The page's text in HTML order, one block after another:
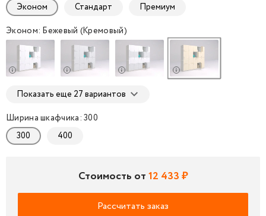
Стоимость от12 433 ₽
Рассчитать заказ
Эконом
Стандарт
Премиум
Эконом: Бежевый (Кремовый)
Показать еще 27 вариантов
Ширина шкафчика: 300
300
400